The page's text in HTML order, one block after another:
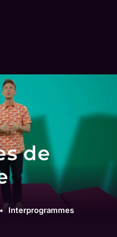
de
Interprogrammes